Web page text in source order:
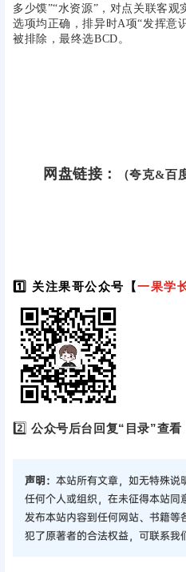
多少馍”“水资源”，对点关联客
选项均正确，排异时A项“发挥意
被排除，最终选BCD。
网盘链接： （夸克&百
1️⃣ 关注果哥公众号【一果学
2️⃣公众号后台回复“目录”查看
声明： 本站所有文章，如无特殊说
任何个人或组织，在未征得本站同
发布本站内容到任何网站、书籍
犯了原著者的合法权益，可联系我